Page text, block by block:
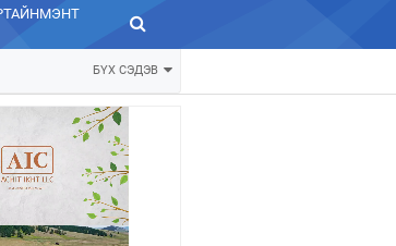
ЗУРХАЙ
БҮХ СЭДЭВ